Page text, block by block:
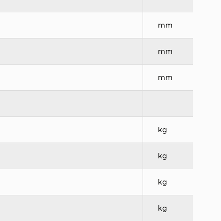
mm
mm
mm
kg
kg
kg
kg